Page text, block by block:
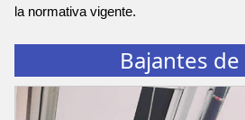
la normativa vigente.
Bajantes de